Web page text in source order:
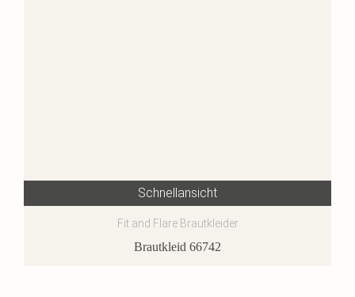
Schnellansicht
Fit and Flare Brautkleider
Brautkleid 66742